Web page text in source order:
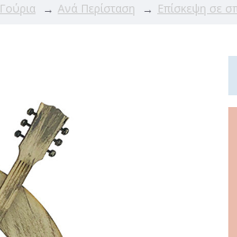
Γούρια Ανά Περίσταση Επίσκεψη σε